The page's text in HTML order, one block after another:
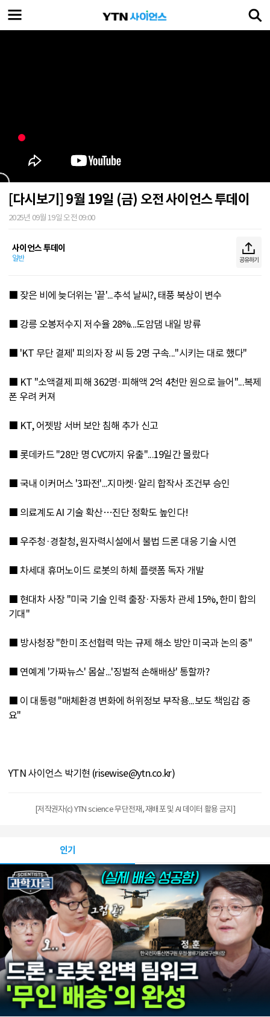
[다시보기] 9월 19일 (금) 오전 사이언스 투데이
2025년 09월 19일 오전 09:00
사이언스 투데이
일반 공유하기
■ 잦은 비에 늦더위는 '끝'...추석 날씨?, 태풍 북상이 변수
■ 강릉 오봉저수지 저수율 28%...도암댐 내일 방류
■ 'KT 무단 결제' 피의자 장 씨 등 2명 구속..."시키는 대로 했다"
■ KT "소액결제 피해 362명·피해액 2억 4천만 원으로 늘어"...복제
폰 우려 커져
■ KT, 어젯밤 서버 보안 침해 추가 신고
■ 롯데카드 "28만 명 CVC까지 유출"...19일간 몰랐다
■ 국내 이커머스 '3파전'...지마켓·알리 합작사 조건부 승인
■ 의료계도 AI 기술 확산…진단 정확도 높인다!
■ 우주청·경찰청, 원자력시설에서 불법 드론 대응 기술 시연
■ 차세대 휴머노이드 로봇의 하체 플랫폼 독자 개발
■ 현대차 사장 "미국 기술 인력 출장·자동차 관세 15%, 한미 합의
기대"
■ 방사청장 "한미 조선협력 막는 규제 해소 방안 미국과 논의 중"
■ 연예계 '가짜뉴스' 몸살...'징벌적 손해배상' 통할까?
■ 이 대통령 "매체환경 변화에 허위정보 부작용...보도 책임감 중
요"
YTN 사이언스 박기현 (risewise@ytn.co.kr)
[저작권자(c) YTN science 무단전재, 재배포 및 AI 데이터 활용 금지]
인기